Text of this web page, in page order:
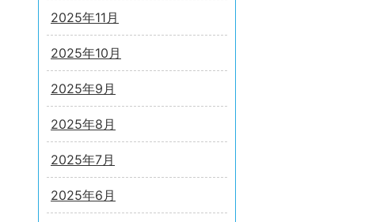
2025年11月
2025年10月
2025年9月
2025年8月
2025年7月
2025年6月